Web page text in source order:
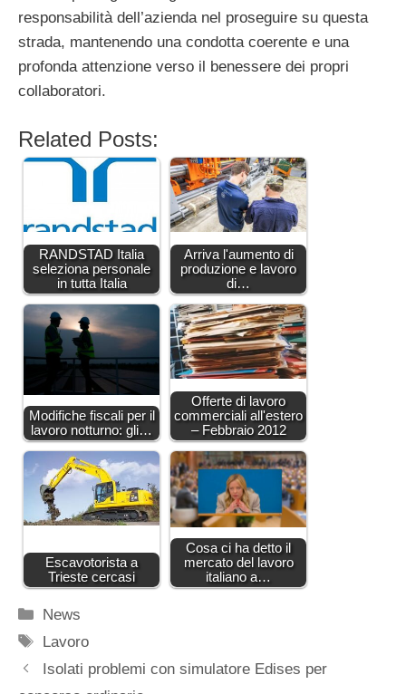
responsabilità dell’azienda nel proseguire su questa
strada, mantenendo una condotta coerente e una
profonda attenzione verso il benessere dei propri
collaboratori.
Related Posts:
RANDSTAD Italia
seleziona personale
in tutta Italia
Arriva l'aumento di
produzione e lavoro
di…
Modifiche fiscali per il
lavoro notturno: gli…
Offerte di lavoro
commerciali all'estero
– Febbraio 2012
Escavotorista a
Trieste cercasi
Cosa ci ha detto il
mercato del lavoro
italiano a…
Categorie
News
Tag
Lavoro
Isolati problemi con simulatore Edises per